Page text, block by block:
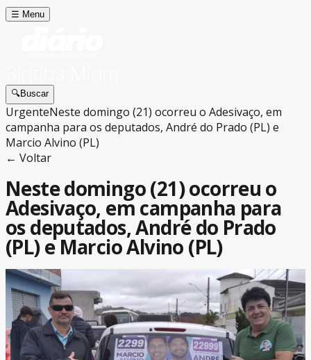
☰ Menu
🔍Buscar
UrgenteNeste domingo (21) ocorreu o Adesivaço, em
campanha para os deputados, André do Prado (PL) e
Marcio Alvino (PL)
← Voltar
Neste domingo (21) ocorreu o
Adesivaço, em campanha para
os deputados, André do Prado
(PL) e Marcio Alvino (PL)